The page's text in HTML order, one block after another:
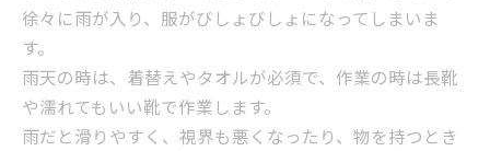
徐々に雨が入り、服がびしょびしょになってしまいま
す。
雨天の時は、着替えやタオルが必須で、作業の時は長靴
や濡れてもいい靴で作業します。
雨だと滑りやすく、視界も悪くなったり、物を持つとき